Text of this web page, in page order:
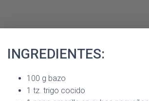
INGREDIENTES:
100 g bazo
1 tz. trigo cocido